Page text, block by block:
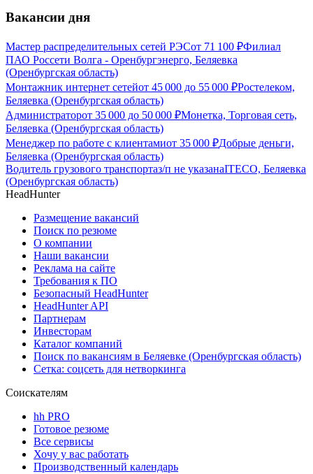
Вакансии дня
Мастер распределительных сетей РЭСот 71 100 ₽Филиал
ПАО Россети Волга - Оренбургэнерго, Беляевка
(Оренбургская область)
Монтажник интернет сетейот 45 000 до 55 000 ₽Ростелеком,
Беляевка (Оренбургская область)
Администраторот 35 000 до 50 000 ₽Монетка, Торговая сеть,
Беляевка (Оренбургская область)
Менеджер по работе с клиентамиот 35 000 ₽Добрые деньги,
Беляевка (Оренбургская область)
Водитель грузового транспортаз/п не указанаITECO, Беляевка
(Оренбургская область)
HeadHunter
Размещение вакансий
Поиск по резюме
О компании
Наши вакансии
Реклама на сайте
Требования к ПО
Безопасный HeadHunter
HeadHunter API
Партнерам
Инвесторам
Каталог компаний
Поиск по вакансиям в Беляевке (Оренбургская область)
Сетка: соцсеть для нетворкинга
Соискателям
hh PRO
Готовое резюме
Все сервисы
Хочу у вас работать
Производственный календарь